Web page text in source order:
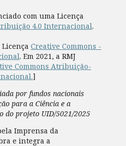
com uma Licença
4.0 Internacional.
Licença Creative Commons -
. Em 2021, a RMJ
Commons Atribuição-
]
por fundos nacionais
para a Ciência e a
do projeto UID/5021/2025
Imprensa da
e integra a